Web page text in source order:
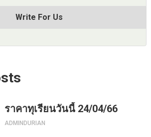
Write For Us
ราคาทุเรียนวันนี้ 24/04/66
ADMINDURIAN